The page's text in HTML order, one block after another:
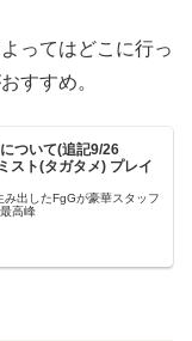
ってはどこに行っ
すすめ。
ついて(追記9/26
スト(タガタメ) プレイ
み出したFgGが豪華スタッフ
高峰